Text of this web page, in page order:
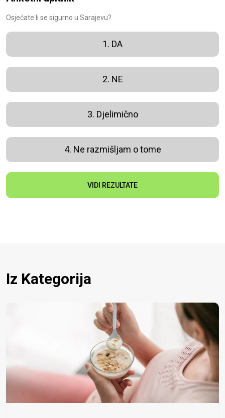
Osjećate li se sigurno u Sarajevu?
1. DA
2. NE
3. Djelimično
4. Ne razmišljam o tome
VIDI REZULTATE
Iz Kategorija